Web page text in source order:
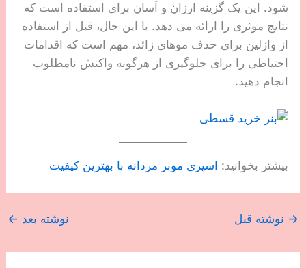
شود. این یک گزینه ارزان و آسان برای استفاده است که
نتایج موثری را ارائه می دهد. با این حال، قبل از استفاده
از وازلین برای حذف موهای زائد، مهم است که اقدامات
احتیاطی را برای جلوگیری از هرگونه واکنش نامطلوب
انجام دهید.
بیشتر بخوانید: اسپری موبر مردانه با بهترین کیفیت
→ نوشته قبل نوشته بعد ←